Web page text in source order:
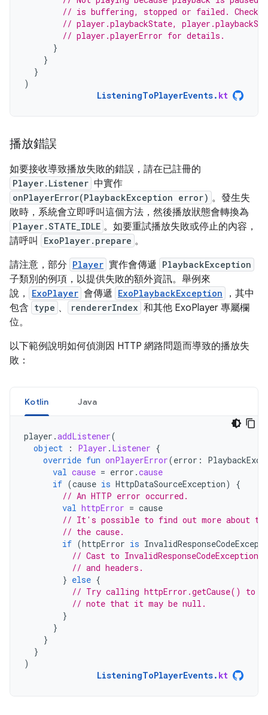
// is buffering, stopped or failed. Check
// player.playbackState,
// player.playerError for details.
}
}
}
)
ListeningToPlayerEvents. kt
播放錯誤
如要接收導致播放失敗的錯誤，請在已註冊的
Player.Listener 中實作
onPlayerError(PlaybackException error) 。發生失
敗時，系統會立即呼叫這個方法，然後播放狀態會轉換為
Player.STATE_IDLE 。如要重試播放失敗或停止的內容，
請呼叫
ExoPlayer.prepare 。
請注意，部分 Player 實作會傳遞 PlaybackException
子類別的例項，以提供失敗的額外資訊。舉例來
說，
ExoPlayer 會傳遞 ExoPlaybackException
，其中
包含 type 、 rendererIndex 和其他 ExoPlayer 專屬欄
位。
以下範例說明如何偵測因 HTTP 網路問題而導致的播放失
敗：
Kotlin Java
player .addListener(
object
: Player . Listener {
override fun onPlayerError(error :
val cause = error .cause
if (cause is HttpDataSourceException)
{
// An HTTP error occurred.
val httpError = cause
// It's possible to find out more about
// the cause.
if (httpError is
// Cast to InvalidResponseCodeException
// and headers.
} else {
// Try calling httpError.getCause() to
// note that it may be null.
}
}
}
}
)
ListeningToPlayerEvents. kt